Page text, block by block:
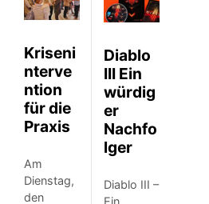
Kriseni
nterve
ntion
für die
Praxis
Am
Dienstag,
den
Diablo
III Ein
würdig
er
Nachfo
lger
Diablo III –
Ein